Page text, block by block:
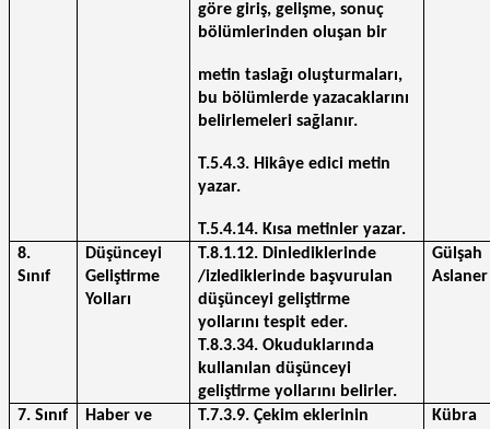
göre giriş, gelişme, sonuç
bölümlerinden oluşan bir
metin taslağı oluşturmaları,
bu bölümlerde yazacaklarını
belirlemeleri sağlanır.
T.5.4.3. Hikâye edici metin
yazar.
T.5.4.14. Kısa metinler yazar.
8.
Sınıf
Düşünceyi
Geliştirme
Yolları
T.8.1.12. Dinlediklerinde
/izlediklerinde başvurulan
düşünceyi geliştirme
yollarını tespit eder.
T.8.3.34. Okuduklarında
kullanılan düşünceyi
geliştirme yollarını belirler.
Gülşah
Aslaner
7. Sınıf
Haber ve
T.7.3.9. Çekim eklerinin
Kübra